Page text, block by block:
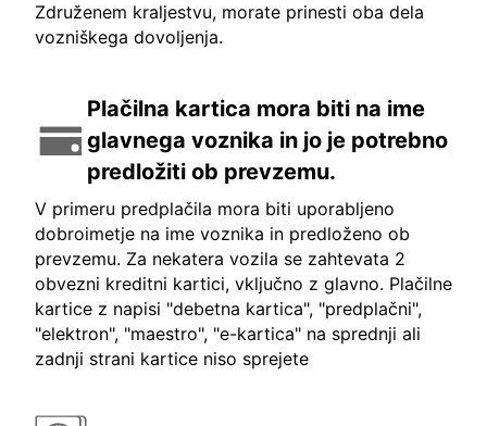
Združenem kraljestvu, morate prinesti oba dela
vozniškega dovoljenja.
Plačilna kartica mora biti na ime
glavnega voznika in jo je potrebno
predložiti ob prevzemu.
V primeru predplačila mora biti uporabljeno
dobroimetje na ime voznika in predloženo ob
prevzemu. Za nekatera vozila se zahtevata 2
obvezni kreditni kartici, vključno z glavno. Plačilne
kartice z napisi "debetna kartica", "predplačni",
"elektron", "maestro", "e-kartica" na sprednji ali
zadnji strani kartice niso sprejete